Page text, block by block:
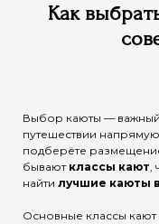
Как
Выбор каюты — важный
путешествии напрямую
подберёте
бывают классы кают,
найти лучшие каюты
Основные классы кают